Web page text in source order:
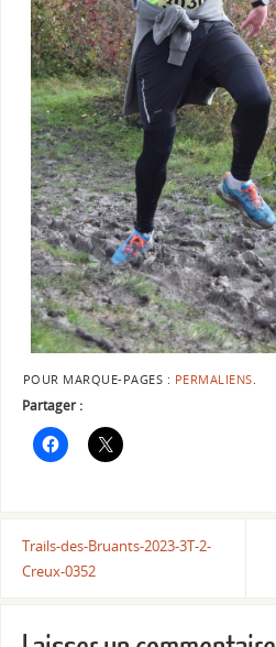
POUR MARQUE-PAGES : PERMALIENS
Partager :
Trails-des-Bruants-2023-3T-2-
Creux-0352